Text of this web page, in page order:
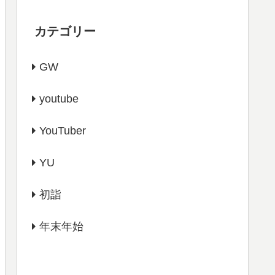
カテゴリー
GW
youtube
YouTuber
YU
初詣
年末年始